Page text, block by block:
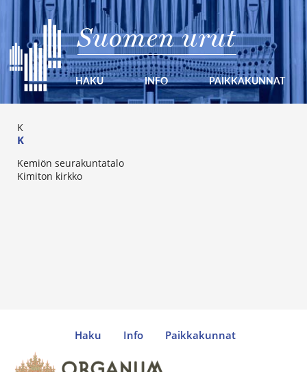
Suomen urut
HAKU INFO PAIKKAKUNNAT
K
K
Kemiön seurakuntatalo
Kimiton kirkko
Haku Info Paikkakunnat